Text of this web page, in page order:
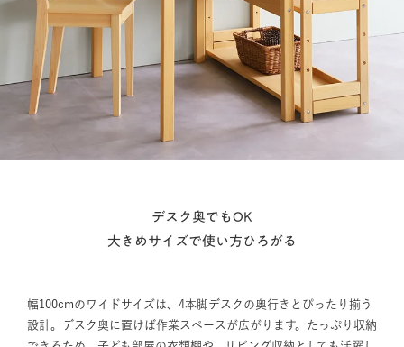
デスク奥でもOK
大きめサイズで使い方ひろがる
幅100cmのワイドサイズは、4本脚デスクの奥行きとぴったり揃う
設計。デスク奥に置けば作業スペースが広がります。たっぷり収納